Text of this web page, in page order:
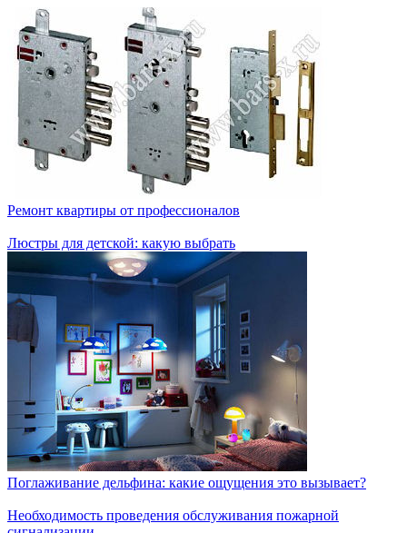
Ремонт квартиры от профессионалов
Люстры для детской: какую выбрать
Поглаживание дельфина: какие ощущения это вызывает?
Необходимость проведения обслуживания пожарной